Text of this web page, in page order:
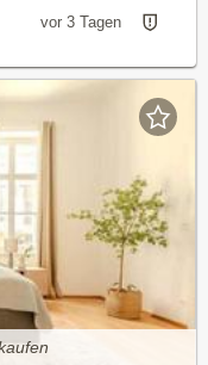
vor 3 Tagen